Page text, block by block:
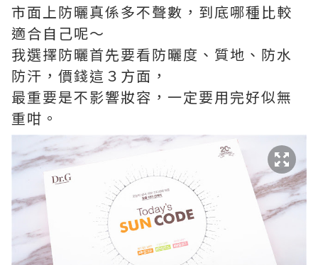
市面上防曬真係多不聲數，到底哪種比較
適合自己呢～
我選擇防曬首先要看防曬度、質地、防水
防汗，價錢這３方面，
最重要是不影響妝容，一定要用完好似無
重咁。